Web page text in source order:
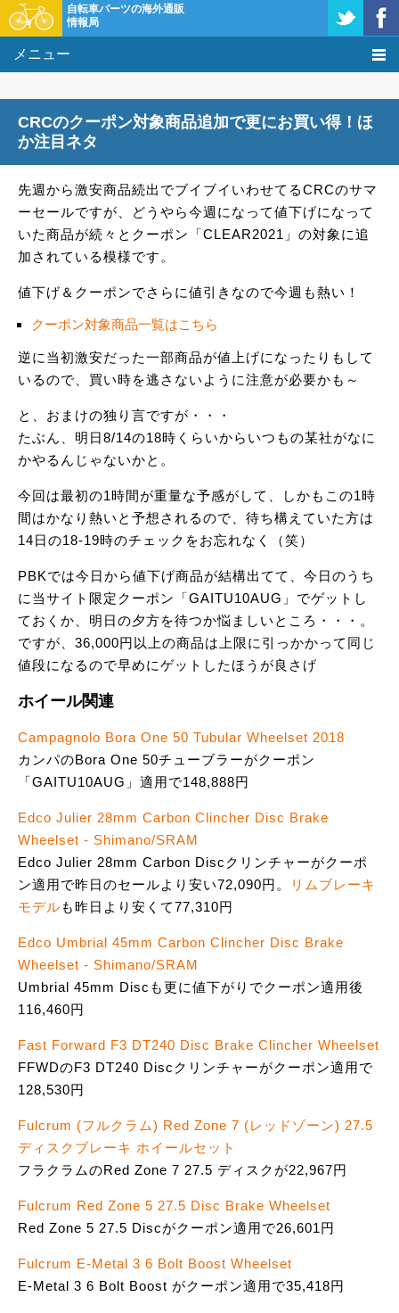
自転車パーツの海外通販
情報局
メニュー
購入方法
クーポン＆セール
CRCのクーポン対象商品追加で更にお買い得！ほ
か注目ネタ
先週から激安商品続出でブイブイいわせてるCRCのサマ
ーセールですが、どうやら今週になって値下げになって
いた商品が続々とクーポン「CLEAR2021」の対象に追
加されている模様です。
値下げ＆クーポンでさらに値引きなので今週も熱い！
クーポン対象商品一覧はこちら
逆に当初激安だった一部商品が値上げになったりもして
いるので、買い時を逃さないように注意が必要かも～
と、おまけの独り言ですが・・・
たぶん、明日8/14の18時くらいからいつもの某社がなに
かやるんじゃないかと。
今回は最初の1時間が重量な予感がして、しかもこの1時
間はかなり熱いと予想されるので、待ち構えていた方は
14日の18-19時のチェックをお忘れなく（笑）
PBKでは今日から値下げ商品が結構出てて、今日のうち
に当サイト限定クーポン「GAITU10AUG」でゲットし
ておくか、明日の夕方を待つか悩ましいところ・・・。
ですが、36,000円以上の商品は上限に引っかかって同じ
値段になるので早めにゲットしたほうが良さげ
ホイール関連
Campagnolo Bora One 50 Tubular Wheelset 2018
カンパのBora One 50チューブラーがクーポン
「GAITU10AUG」適用で148,888円
Edco Julier 28mm Carbon Clincher Disc Brake
Wheelset - Shimano/SRAM
Edco Julier 28mm Carbon Discクリンチャーがクーポ
ン適用で昨日のセールより安い72,090円。
リムブレーキ
モデルも昨日より安くて77,310円
Edco Umbrial 45mm Carbon Clincher Disc Brake
Wheelset - Shimano/SRAM
Umbrial 45mm Discも更に値下がりでクーポン適用後
116,460円
Fast Forward F3 DT240 Disc Brake Clincher Wheelset
FFWDのF3 DT240 Discクリンチャーがクーポン適用で
128,530円
Fulcrum (フルクラム) Red Zone 7 (レッドゾーン) 27.5
ディスクブレーキ ホイールセット
フラクラムのRed Zone 7 27.5 ディスクが22,967円
Fulcrum Red Zone 5 27.5 Disc Brake Wheelset
Red Zone 5 27.5 Discがクーポン適用で26,601円
Fulcrum E-Metal 3 6 Bolt Boost Wheelset
E-Metal 3 6 Bolt Boost がクーポン適用で35,418円